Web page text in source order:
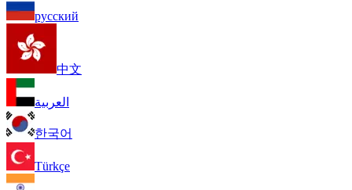
русский
中文
العربية
한국어
Türkçe